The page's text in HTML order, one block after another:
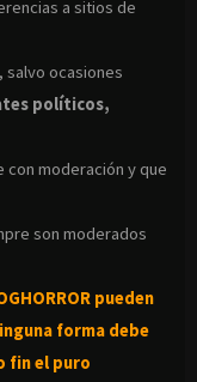
a sitios de
salvo ocasiones
políticos,
con moderación y que
son moderados
pueden
forma debe
fin el puro